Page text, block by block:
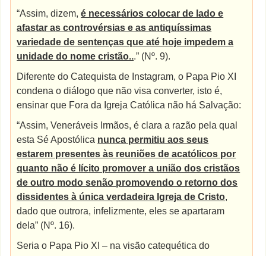
“Assim, dizem,é necessários colocar de lado e
afastar as controvérsias e as antiquíssimas
variedade de sentenças que até hoje impedem a
unidade do nome cristão...” (Nº. 9).
Diferente do Catequista de Instagram, o Papa Pio XI
condena o diálogo que não visa converter, isto é,
ensinar que Fora da Igreja Católica não há Salvação:
“Assim, Veneráveis Irmãos, é clara a razão pela qual
esta Sé Apostólica nunca permitiu aos seus
estarem presentes às reuniões de acatólicos por
quanto não é lícito promover a união dos cristãos
de outro modo senão promovendo o retorno dos
dissidentes à única verdadeira Igreja de Cristo,
dado que outrora, infelizmente, eles se apartaram
dela” (Nº. 16).
Seria o Papa Pio XI – na visão catequética do